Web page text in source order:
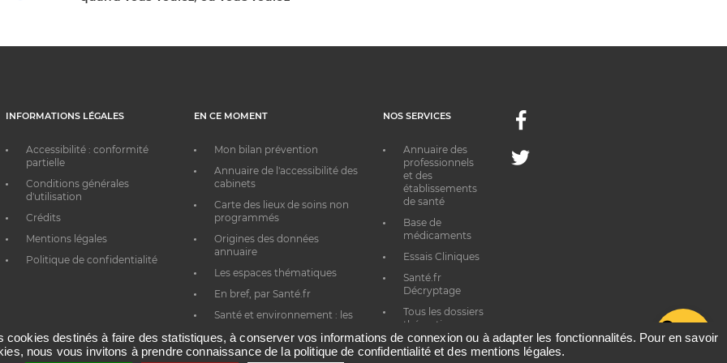
INFORMATIONS LÉGALES
Accessibilité : conformité
partielle
Conditions générales
d'utilisation
Crédits
Mentions légales
Politique de confidentialité
EN CE MOMENT
Mon bilan prévention
Annuaire de l'accessibilité des
cabinets
Carte des lieux de soins non
programmés
Origines des données
annuaire
Les espaces thématiques
En bref, par Santé.fr
Santé et environnement : les
NOS SERVICES
Annuaire des
professionnels
et des
établissements
de santé
Base de
médicaments
Essais Cliniques
Santé.fr
Décryptage
Tous les dossiers
thématiques
Facebook
Twitter
cookies destinés à faire des statistiques, à conserver vos informations de connexion ou à adapter les fonctionnalités. Pour en savoir
nous vous invitons à prendre connaissance de la politique de confidentialité et des mentions légales.